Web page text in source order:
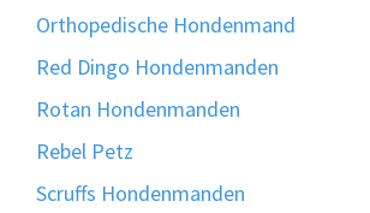
Orthopedische Hondenmand
Red Dingo Hondenmanden
Rotan Hondenmanden
Rebel Petz
Scruffs Hondenmanden